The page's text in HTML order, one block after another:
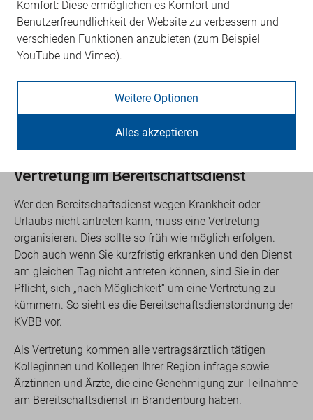
Eine Psychotherapie kann nicht einfach unterbrochen
und in einer anderen Praxis fortgeführt werden. Deshalb
ist eine Vertretung bei probatorischen Sitzungen und
genehmigter Psychotherapie unzulässig.
Ausnahme:Vertretung bei genehmigungsfreien
psychotherapeutischen Leistungen wie der
psychotherapeutischen Sprechstunde oder
Akutbehandlung ist möglich, aber nicht verpflichtend.
Vertretung im Bereitschaftsdienst
Wer den Bereitschaftsdienst wegen Krankheit oder
Urlaubs nicht antreten kann, muss eine Vertretung
organisieren. Dies sollte so früh wie möglich erfolgen.
Doch auch wenn Sie kurzfristig erkranken und den Dienst
am gleichen Tag nicht antreten können, sind Sie in der
Pflicht, sich „nach Möglichkeit“ um eine Vertretung zu
kümmern. So sieht es die Bereitschaftsdienstordnung der
KVBB vor.
Als Vertretung kommen alle vertragsärztlich tätigen
Kolleginnen und Kollegen Ihrer Region infrage sowie
Ärztinnen und Ärzte, die eine Genehmigung zur Teilnahme
am Bereitschaftsdienst in Brandenburg haben.
Komfort: Diese ermöglichen es Komfort und
Benutzerfreundlichkeit der Website zu verbessern und
verschieden Funktionen anzubieten (zum Beispiel
YouTube und Vimeo).
Weitere Optionen
Alles akzeptieren